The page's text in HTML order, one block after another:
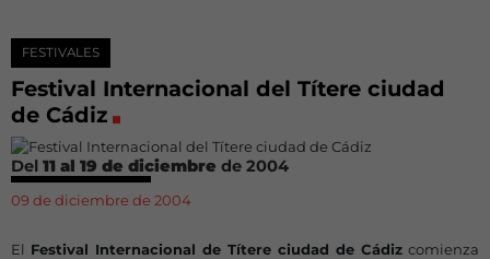
FESTIVALES
Festival Internacional del Títere ciudad
de Cádiz
Del 11 al 19 de diciembre de 2004
09 de diciembre de 2004
El Festival Internacional de Títere ciudad de Cádiz comienza